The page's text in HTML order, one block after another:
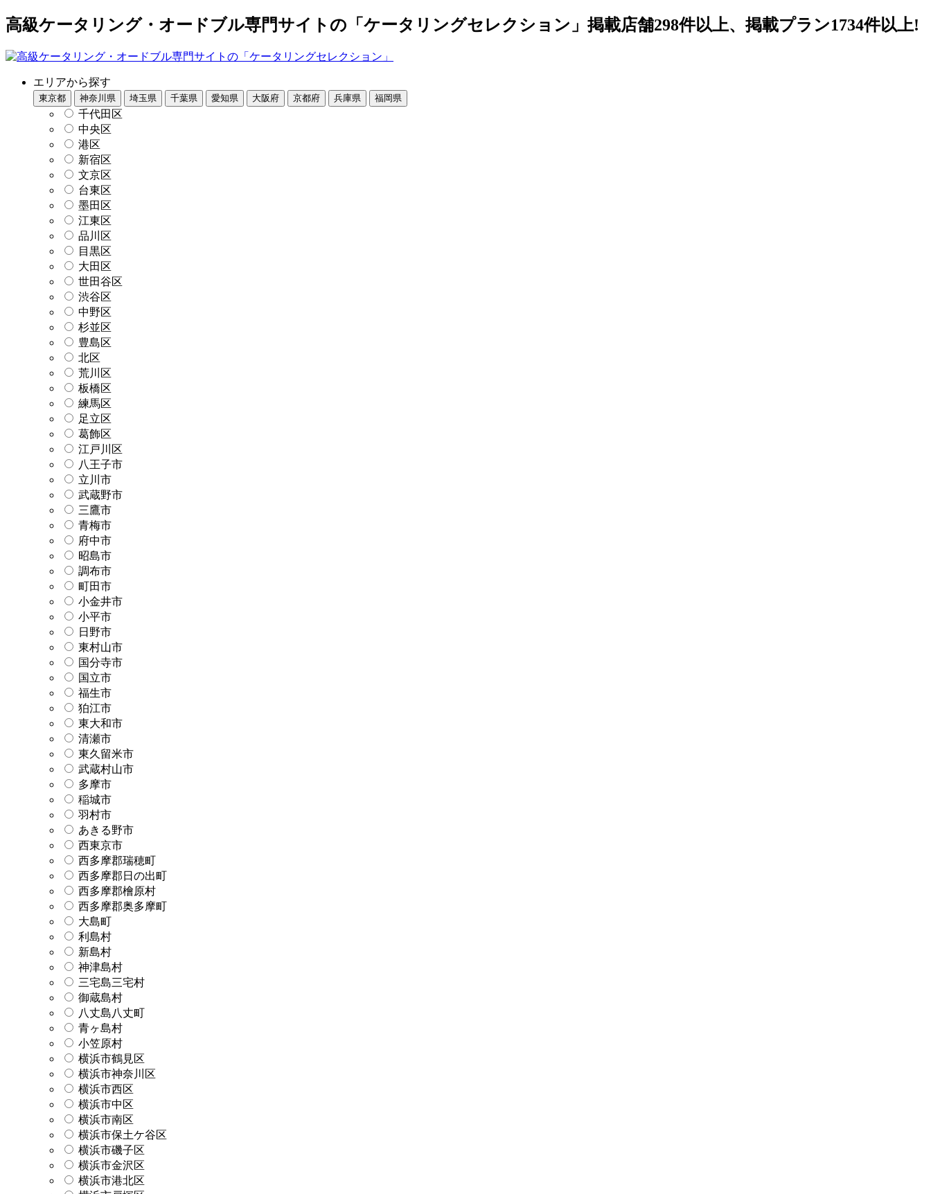
高級ケータリング・オードブル専門サイトの「ケータリングセレクション」掲載店舗298件以上、掲載プラン1734件以上!
エリアから探す
東京都 神奈川県 埼玉県 千葉県 愛知県 大阪府 京都府 兵庫県 福岡県
千代田区
中央区
港区
新宿区
文京区
台東区
墨田区
江東区
品川区
目黒区
大田区
世田谷区
渋谷区
中野区
杉並区
豊島区
北区
荒川区
板橋区
練馬区
足立区
葛飾区
江戸川区
八王子市
立川市
武蔵野市
三鷹市
青梅市
府中市
昭島市
調布市
町田市
小金井市
小平市
日野市
東村山市
国分寺市
国立市
福生市
狛江市
東大和市
清瀬市
東久留米市
武蔵村山市
多摩市
稲城市
羽村市
あきる野市
西東京市
西多摩郡瑞穂町
西多摩郡日の出町
西多摩郡檜原村
西多摩郡奥多摩町
大島町
利島村
新島村
神津島村
三宅島三宅村
御蔵島村
八丈島八丈町
青ヶ島村
小笠原村
横浜市鶴見区
横浜市神奈川区
横浜市西区
横浜市中区
横浜市南区
横浜市保土ケ谷区
横浜市磯子区
横浜市金沢区
横浜市港北区